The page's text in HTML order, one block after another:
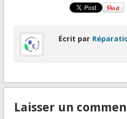
Écrit par
Laisser un